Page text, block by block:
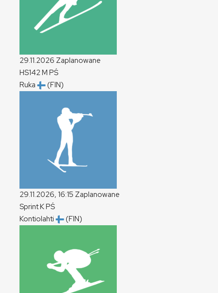
29.11.2026 Zaplanowane
HS142M PŚ
Ruka
(FIN)
29.11.2026, 16:15 Zaplanowane
SprintKPŚ
Kontiolahti
(FIN)